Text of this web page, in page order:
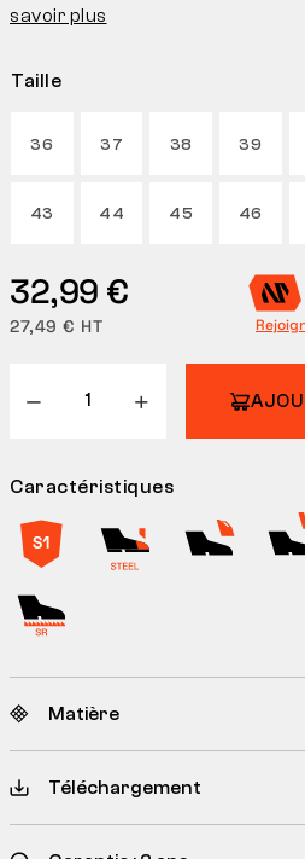
Taille
36 37 38 39
43 44 45 46
32,99 €
27,49 € HT
Caractéristiques
savoir plus
Matière
Téléchargement